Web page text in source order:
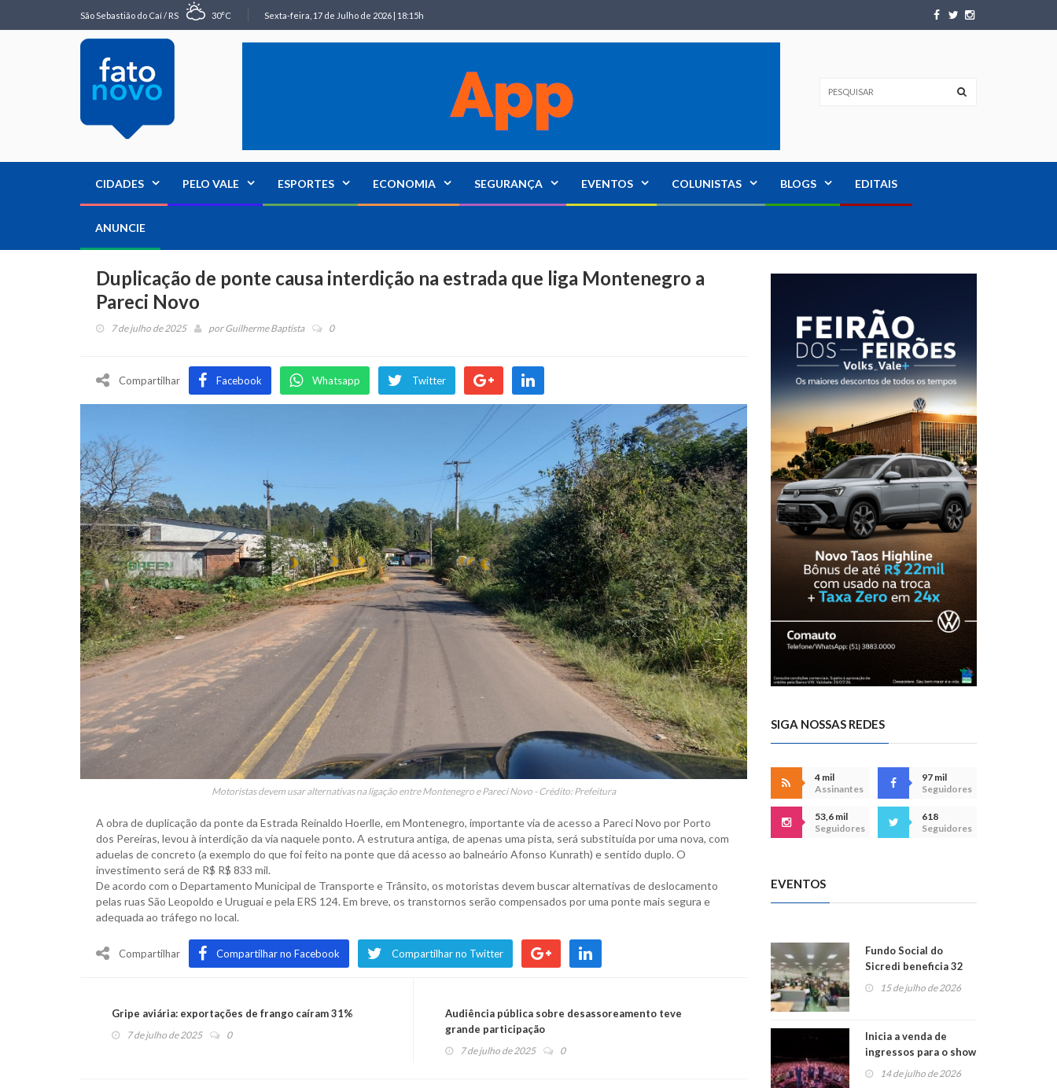
São Sebastião do Caí / RS 30°C Sexta-feira, 17 de Julho de 2026 | 18:15h
CIDADES PELO VALE ESPORTES ECONOMIA SEGURANÇA EVENTOS COLUNISTAS BLOGS EDITAIS
ANUNCIE
Duplicação de ponte causa interdição na estrada que liga Montenegro a
Pareci Novo
7 de julho de 2025 porGuilherme Baptista 0
Compartilhar Facebook Whatsapp Twitter
Motoristas devem usar alternativas na ligação entre Montenegro e Pareci Novo - Crédito: Prefeitura
A obra de duplicação da ponte da Estrada Reinaldo Hoerlle, em Montenegro, importante via de acesso a Pareci Novo por Porto
dos Pereiras, levou à interdição da via naquele ponto. A estrutura antiga, de apenas uma pista, será substituída por uma nova, com
aduelas de concreto (a exemplo do que foi feito na ponte que dá acesso ao balneário Afonso Kunrath) e sentido duplo. O
investimento será de R$ R$ 833 mil.
De acordo com o Departamento Municipal de Transporte e Trânsito, os motoristas devem buscar alternativas de deslocamento
pelas ruas São Leopoldo e Uruguai e pela ERS 124. Em breve, os transtornos serão compensados por uma ponte mais segura e
adequada ao tráfego no local.
Compartilhar Compartilhar no Facebook Compartilhar no Twitter
Gripe aviária: exportações de frango caíram 31%
7 de julho de 2025 0
Audiência pública sobre desassoreamento teve
grande participação
7 de julho de 2025 0
SIGA NOSSAS REDES
4 mil
Assinantes
97 mil
Seguidores
53,6 mil
Seguidores
618
Seguidores
EVENTOS
Fundo Social do
Sicredi beneficia 32
projetos em
15 de julho de 2026
Inicia a venda de
ingressos para o show
do Jota Quest nos 45
anos da Sicredi Ouro
14 de julho de 2026